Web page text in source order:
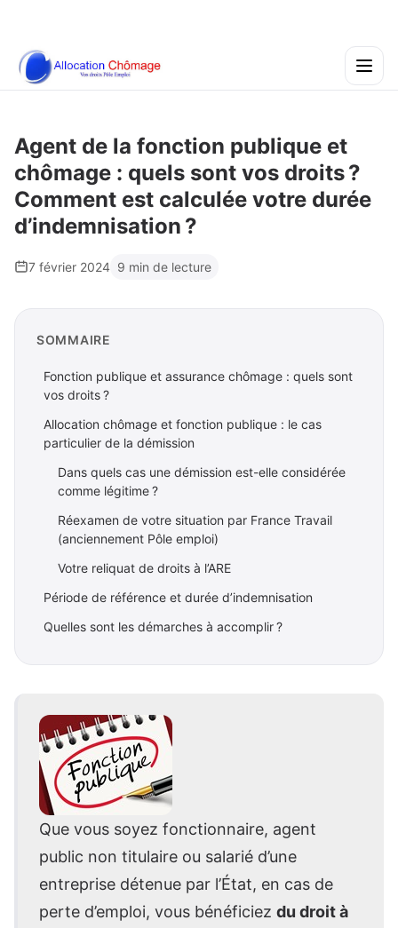
Agent de la fonction publique et
chômage : quels sont vos droits ?
Comment est calculée votre durée
d’indemnisation ?
7 février 2024 9 min de lecture
SOMMAIRE
Fonction publique et assurance chômage : quels sont
vos droits ?
Allocation chômage et fonction publique : le cas
particulier de la démission
Dans quels cas une démission est-elle considérée
comme légitime ?
Réexamen de votre situation par France Travail
(anciennement Pôle emploi)
Votre reliquat de droits à l’ARE
Période de référence et durée d’indemnisation
Quelles sont les démarches à accomplir ?
Que vous soyez fonctionnaire, agent
public non titulaire ou salarié d’une
entreprise détenue par l’État, en cas de
perte d’emploi, vous bénéficiez du droit à